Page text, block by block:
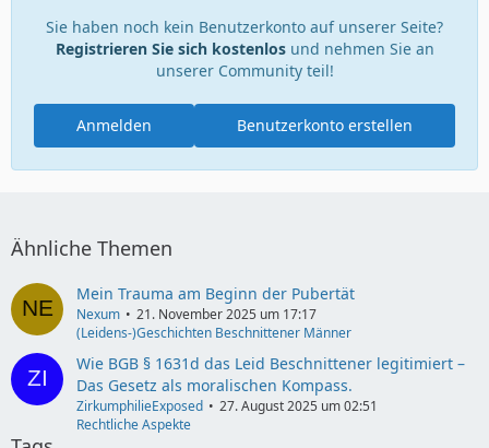
Sie haben noch kein Benutzerkonto auf unserer Seite?
Registrieren Sie sich kostenlosund nehmen Sie an
unserer Community teil!
Benutzerkonto erstellen
Anmelden
Ähnliche Themen
Mein Trauma am Beginn der Pubertät
Nexum
21. November 2025 um 17:17
(Leidens-)Geschichten Beschnittener Männer
Wie BGB § 1631d das Leid Beschnittener legitimiert –
Das Gesetz als moralischen Kompass.
ZirkumphilieExposed
27. August 2025 um 02:51
Rechtliche Aspekte